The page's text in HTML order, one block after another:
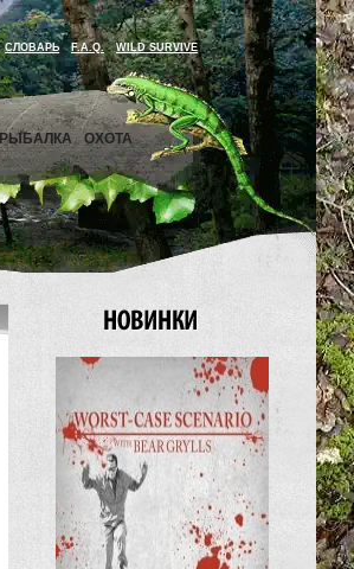
СЛОВАРЬ F.A.Q. WILD SURVIVE
РЫБАЛКА ОХОТА